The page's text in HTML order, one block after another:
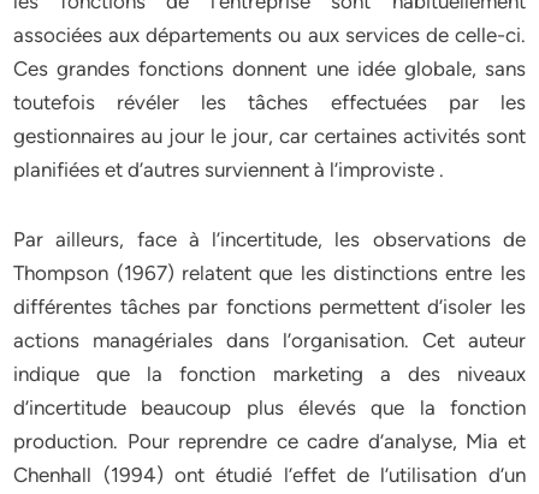
associées aux départements ou aux services de celle-ci.
Ces grandes fonctions donnent une idée globale, sans
toutefois révéler les tâches effectuées par les
gestionnaires au jour le jour, car certaines activités sont
planifiées et d’autres surviennent à l’improviste .
Par ailleurs, face à l’incertitude, les observations de
Thompson (1967) relatent que les distinctions entre les
différentes tâches par fonctions permettent d’isoler les
actions managériales dans l’organisation. Cet auteur
indique que la fonction marketing a des niveaux
d’incertitude beaucoup plus élevés que la fonction
production. Pour reprendre ce cadre d’analyse, Mia et
Chenhall (1994) ont étudié l’effet de l’utilisation d’un